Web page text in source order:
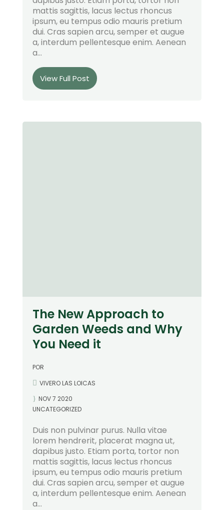
mattis sagittis, lacus lectus rhoncus
ipsum, eu tempus odio mauris pretium
dui. Cras sapien arcu, semper et augue
a, interdum pellentesque enim. Aenean
a...
View Full Post
The New Approach to
Garden Weeds and Why
You Need it
POR
VIVERO LAS LOICAS
NOV 7 2020
UNCATEGORIZED
Duis non pulvinar purus. Nulla vitae
lorem hendrerit, placerat magna ut,
dapibus justo. Etiam porta, tortor non
mattis sagittis, lacus lectus rhoncus
ipsum, eu tempus odio mauris pretium
dui. Cras sapien arcu, semper et augue
a, interdum pellentesque enim. Aenean
a...